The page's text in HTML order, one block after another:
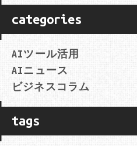
categories
AIツール活用
AIニュース
ビジネスコラム
tags